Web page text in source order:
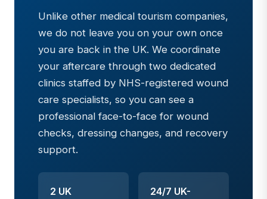
Unlike other medical tourism companies,
we do not leave you on your own once
you are back in the UK. We coordinate
your aftercare through two dedicated
clinics staffed by NHS-registered wound
care specialists, so you can see a
professional face-to-face for wound
checks, dressing changes, and recovery
support.
2 UK
24/7 UK-